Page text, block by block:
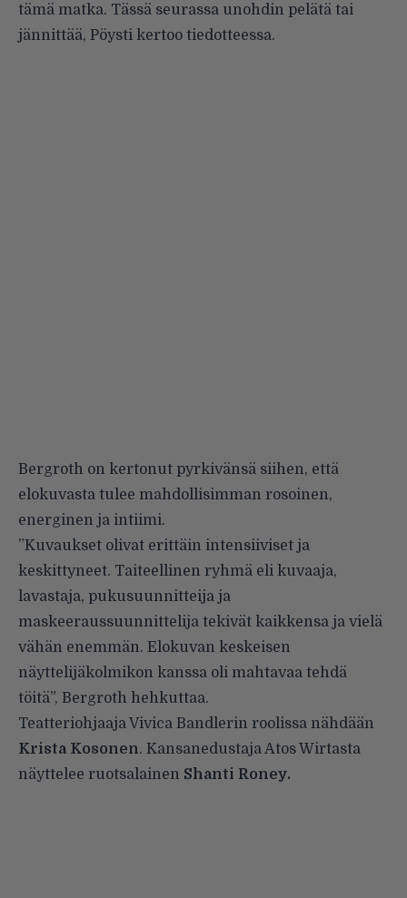
tämä matka. Tässä seurassa unohdin pelätä tai
jännittää, Pöysti kertoo tiedotteessa.
Bergroth on kertonut pyrkivänsä siihen, että
elokuvasta tulee mahdollisimman rosoinen,
energinen ja intiimi.
”Kuvaukset olivat erittäin intensiiviset ja
keskittyneet. Taiteellinen ryhmä eli kuvaaja,
lavastaja, pukusuunnitteija ja
maskeeraussuunnittelija tekivät kaikkensa ja vielä
vähän enemmän. Elokuvan keskeisen
näyttelijäkolmikon kanssa oli mahtavaa tehdä
töitä”, Bergroth hehkuttaa.
Teatteriohjaaja Vivica Bandlerin roolissa nähdään
Krista Kosonen. Kansanedustaja Atos Wirtasta
näyttelee ruotsalainen Shanti Roney.